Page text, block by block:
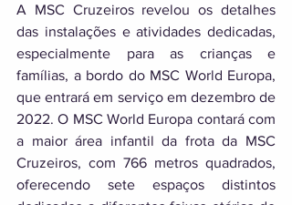
A MSC Cruzeiros revelou os detalhes
das instalações e atividades dedicadas,
especialmente para as crianças e
famílias, a bordo do MSC World Europa,
que entrará em serviço em dezembro de
2022. O MSC World Europa contará com
a maior área infantil da frota da MSC
Cruzeiros, com 766 metros quadrados,
oferecendo sete espaços distintos